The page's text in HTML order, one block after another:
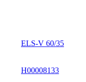
ELS-V 60/35
H00008133